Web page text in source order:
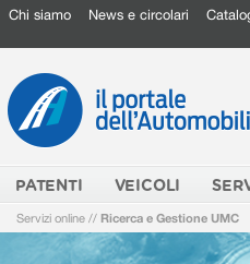
Chi siamo News e circolari
PATENTI VEICOLI
Servizi online // Ricerca e Gestione UMC